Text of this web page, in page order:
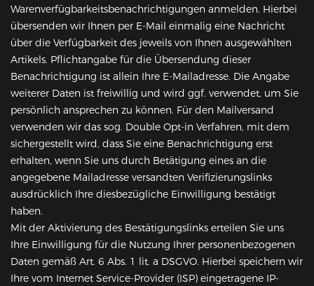
Warenverfügbarkeitsbenachrichtigungen anmelden. Hierbei
übersenden wir Ihnen per E-Mail einmalig eine Nachricht
über die Verfügbarkeit des jeweils von Ihnen ausgewählten
Artikels. Pflichtangabe für die Übersendung dieser
Benachrichtigung ist allein Ihre E-Mailadresse. Die Angabe
weiterer Daten ist freiwillig und wird ggf. verwendet, um Sie
persönlich ansprechen zu können. Für den Mailversand
verwenden wir das sog. Double Opt-in Verfahren, mit dem
sichergestellt wird, dass Sie eine Benachrichtigung erst
erhalten, wenn Sie uns durch Betätigung eines an die
angegebene Mailadresse versandten Verifizierungslinks
ausdrücklich Ihre diesbezügliche Einwilligung bestätigt
haben.
Mit der Aktivierung des Bestätigungslinks erteilen Sie uns
Ihre Einwilligung für die Nutzung Ihrer personenbezogenen
Daten gemäß Art. 6 Abs. 1 lit. a DSGVO. Hierbei speichern wir
Ihre vom Internet Service-Provider (ISP) eingetragene IP-